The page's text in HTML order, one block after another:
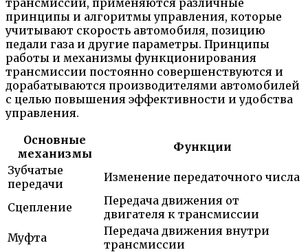
принципы и алгоритмы управления, которые
учитывают скорость автомобиля, позицию
педали газа и другие параметры. Принципы
работы и механизмы функционирования
трансмиссии постоянно совершенствуются и
дорабатываются производителями автомобилей
с целью повышения эффективности и удобства
управления.
Основные
механизмы
Функции
Зубчатые
передачи
Изменение передаточного числа
Сцепление
Передача движения от
двигателя к трансмиссии
Муфта
Передача движения внутри
трансмиссии